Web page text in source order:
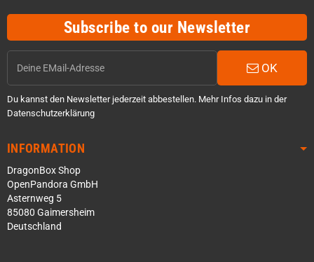
Subscribe to our Newsletter
OK
Du kannst den Newsletter jederzeit abbestellen. Mehr Infos dazu in der
Datenschutzerklärung
INFORMATION
DragonBox Shop
OpenPandora GmbH
Asternweg 5
85080 Gaimersheim
Deutschland